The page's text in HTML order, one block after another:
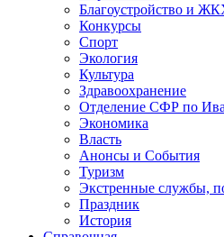
Благоустройство и
Конкурсы
Спорт
Экология
Культура
Здравоохранение
Отделение СФР по
Экономика
Власть
Анонсы и События
Туризм
Экстренные службы,
Праздник
История